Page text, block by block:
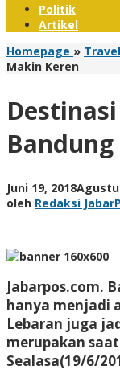
Politik
Artikel
Homepage »
Makin Keren
Juni 19, 2018
oleh Redaksi
Jabarpos.com.
hanya menjadi
Lebaran juga
merupakan
Sealasa(19/6/